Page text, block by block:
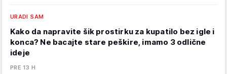
URADI SAM
Kako da napravite šik prostirku za kupatilo bez igle i
konca? Ne bacajte stare peškire, imamo 3 odlične
ideje
PRE 13 H